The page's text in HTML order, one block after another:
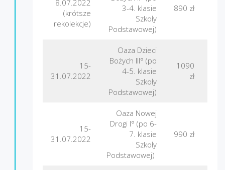
8.07.2022
(krótsze
rekolekcje)
3-4. klasie
Szkoły
Podstawowej)
890 zł
15-
31.07.2022
Oaza Dzieci
Bożych III° (po
4-5. klasie
Szkoły
Podstawowej)
1090
zł
15-
31.07.2022
Oaza Nowej
Drogi I° (po 6-
7. klasie
Szkoły
Podstawowej)
990 zł